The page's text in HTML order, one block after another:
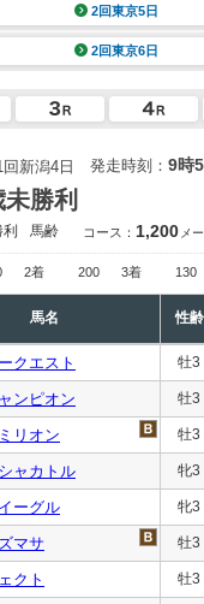
2回東京5日
2回東京6日
新潟4日 発走時刻： 9時
勝利
利 馬齢 コース： 1,200 メ
2着 200 3着 130
馬名 性齢
クエスト 牡3
ンピオン 牡3
リオン 牡3
ャカトル 牝3
ーグル 牝3
マサ 牡3
クト 牡3